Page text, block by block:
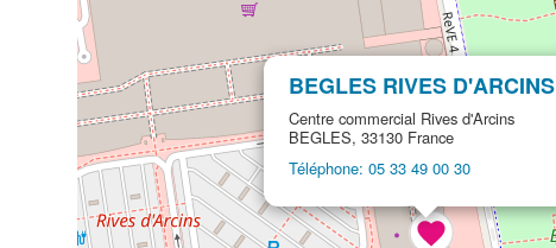
BEGLES RIVES D'ARCINS
Centre commercial Rives d'Arcins
BEGLES, 33130 France
Téléphone: 05 33 49 00 30